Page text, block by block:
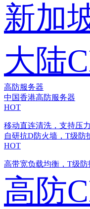
新加
大陆
高防服务器
中国香港高防服务器
HOT
移动直连清洗，支持压
自研抗D防火墙，T级防
HOT
高带宽负载均衡，T级防
高防